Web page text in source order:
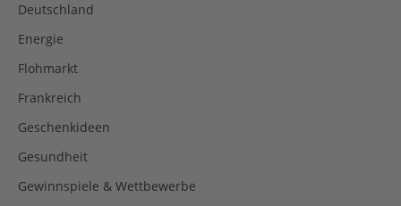
Deutschland
Energie
Flohmarkt
Frankreich
Geschenkideen
Gesundheit
Gewinnspiele & Wettbewerbe